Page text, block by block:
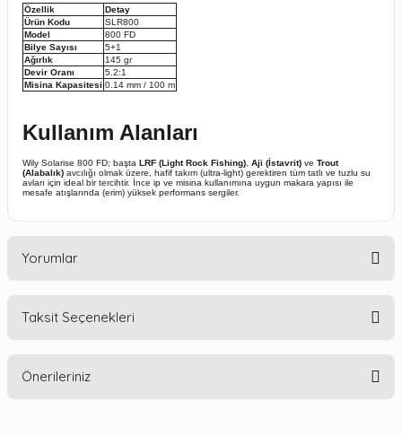
Özellik
Detay
Ürün Kodu
SLR800
Model
800 FD
Bilye Sayısı
5+1
Ağırlık
145 gr
Devir Oranı
5.2:1
Misina Kapasitesi 0.14 mm / 100 m
Kullanım Alanları
Wily Solarise 800 FD; başta LRF (Light Rock Fishing) Aji (İstavrit) ve Trout
(Alabalık) avcılığı olmak üzere, hafif takım (ultra-light) gerektiren tüm tatlı ve tuzlu su
avları için ideal bir tercihtir. İnce ip ve misina kullanımına uygun makara yapısı ile
mesafe atışlarında (erim) yüksek performans sergiler.
Yorumlar
Taksit Seçenekleri
Önerileriniz